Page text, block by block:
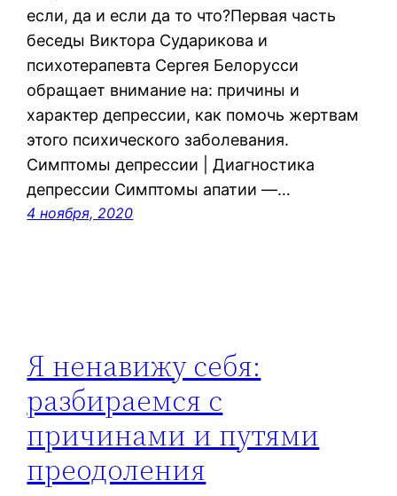
если, да и если да то что?Первая часть
беседы Виктора Сударикова и
психотерапевта Сергея Белорусси
обращает внимание на: причины и
характер депрессии, как помочь жертвам
этого психического заболевания.
Симптомы депрессии | Диагностика
депрессии Симптомы апатии —…
4 ноября, 2020
Я ненавижу себя:
разбираемся с
причинами и путями
преодоления